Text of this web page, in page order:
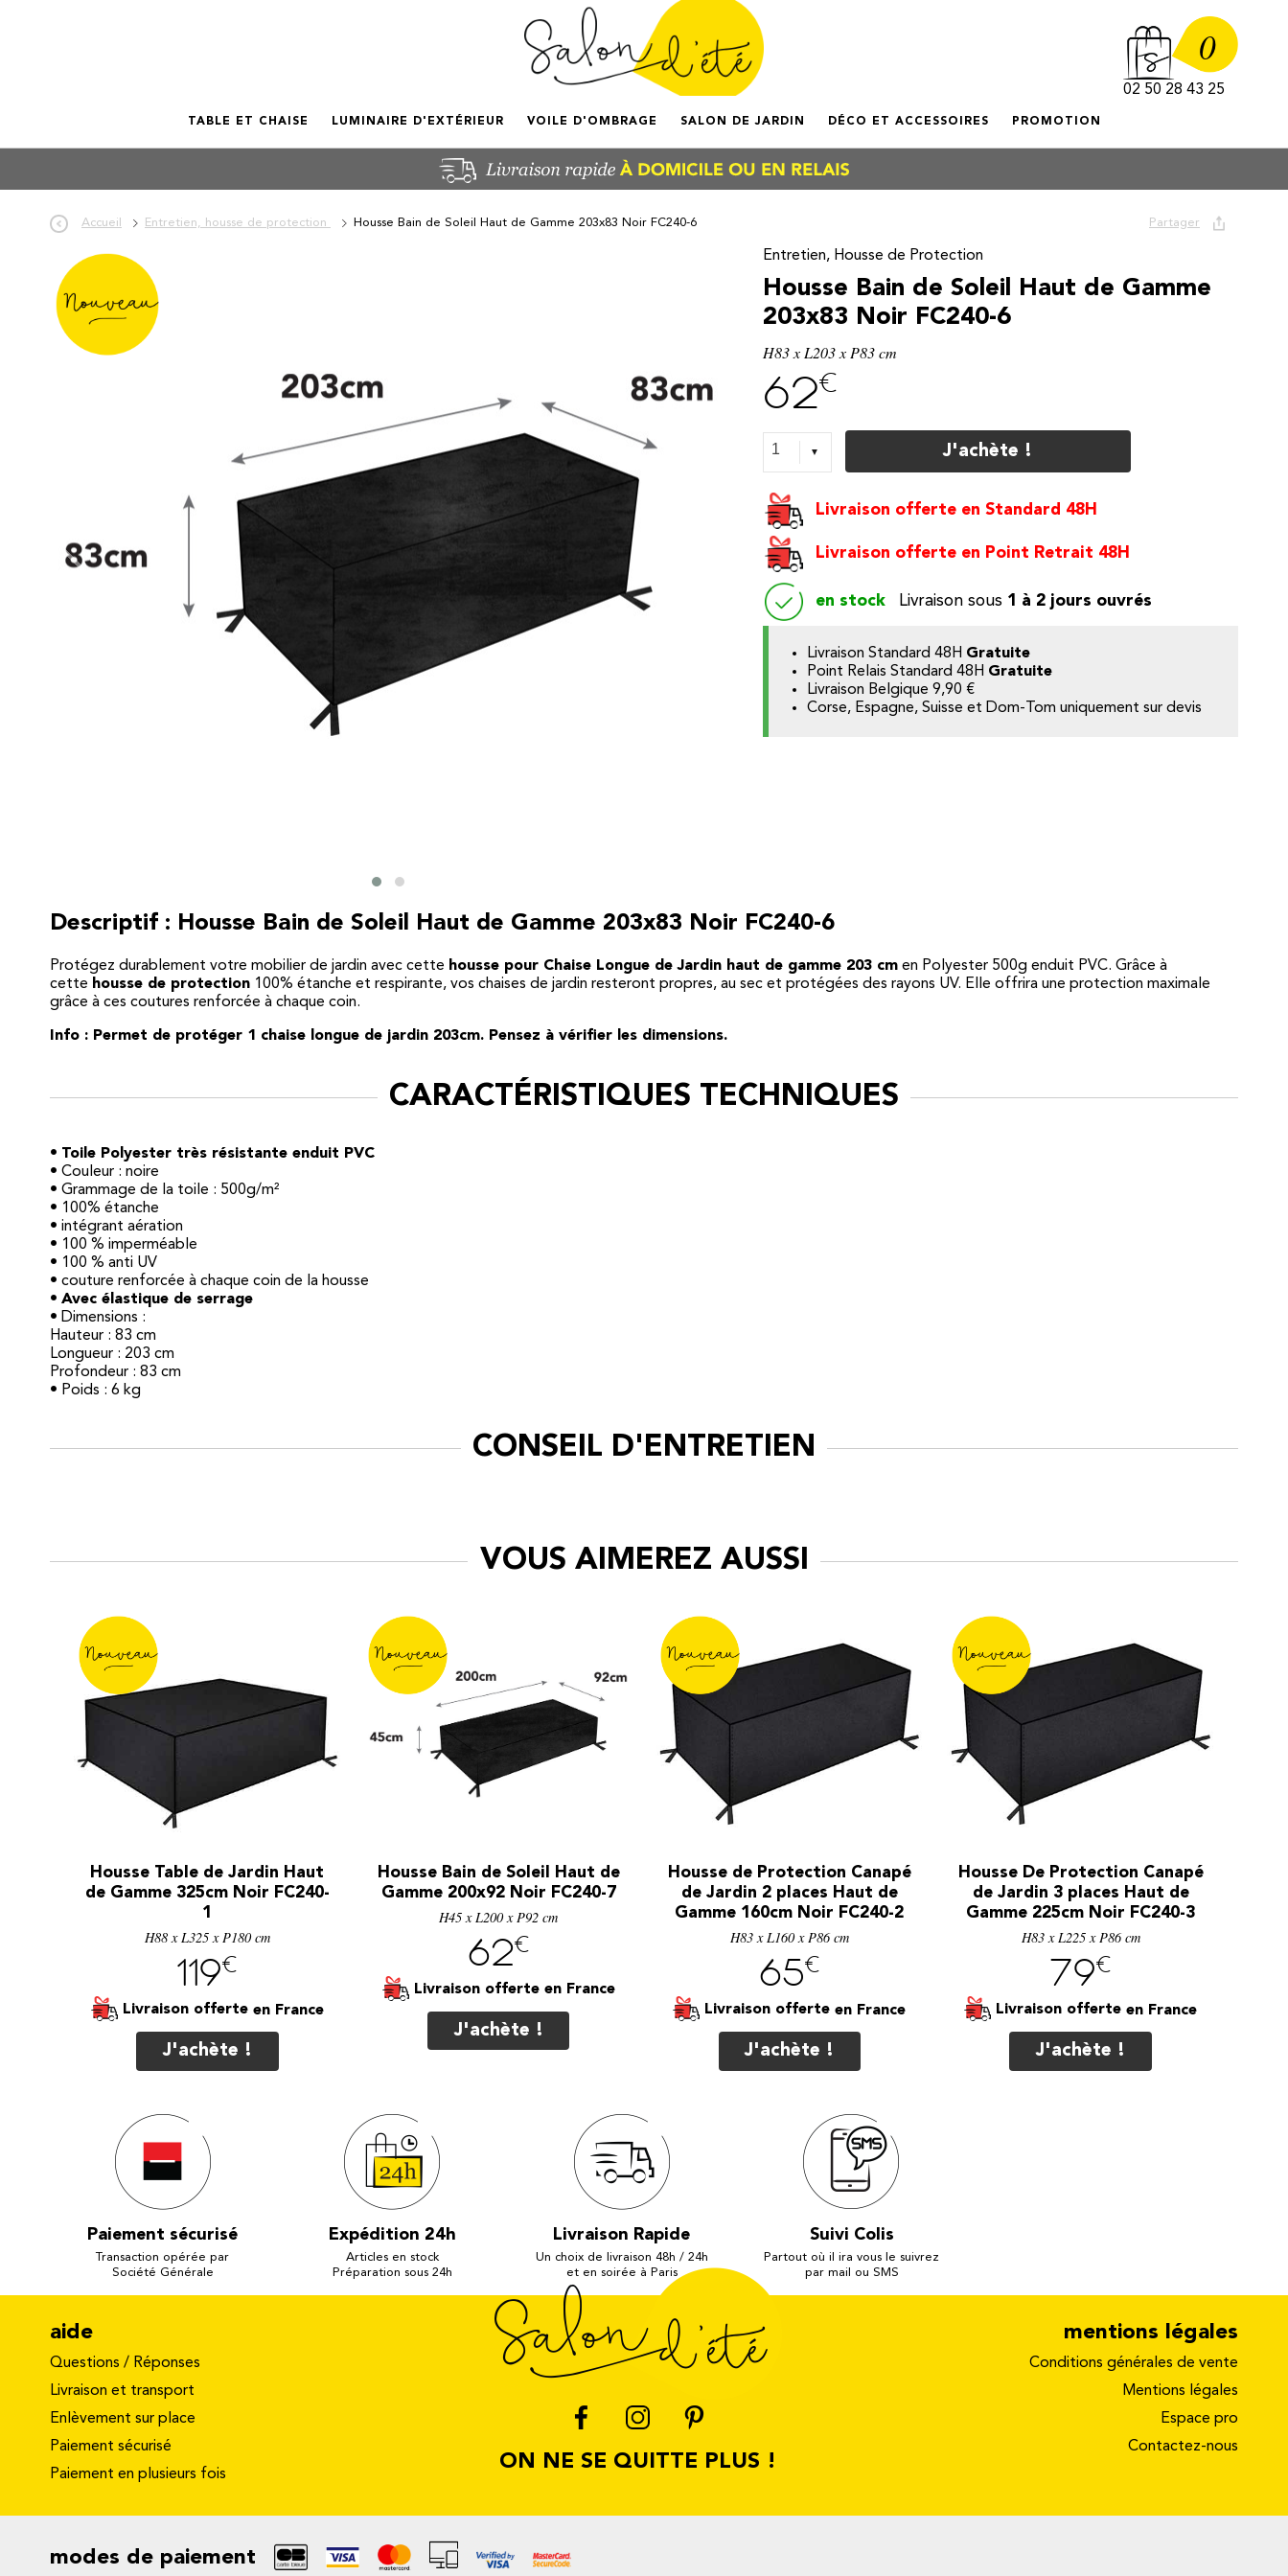
0
02 50 28 43 25
TABLE ET CHAISE LUMINAIRE D'EXTÉRIEUR VOILE D'OMBRAGE SALON DE JARDIN DÉCO ET ACCESSOIRES PROMOTION
Accueil Entretien, housse de protection Housse Bain de Soleil Haut de Gamme 203x83 Noir FC240-6 Partager
Entretien, Housse de Protection
Housse Bain de Soleil Haut de Gamme
203x83 Noir FC240-6
H83 x L203 x P83 cm
62€
J'achète !
Livraison offerte en Standard 48H
Livraison offerte en Point Retrait 48H
en stock 1 à 2 jours ouvrés
Livraison Standard 48H Gratuite
Point Relais Standard 48H Gratuite
Livraison Belgique 9,90 €
Corse, Espagne, Suisse et Dom-Tom uniquement sur devis
Descriptif : Housse Bain de Soleil Haut de Gamme 203x83 Noir FC240-6
Protégez durablement votre mobilier de jardin avec cette housse pour Chaise Longue de Jardin haut de gamme 203 cm en Polyester 500g enduit PVC. Grâce à
cette housse de protection 100% étanche et respirante, vos chaises de jardin resteront propres, au sec et protégées des rayons UV. Elle offrira une protection maximale
grâce à ces coutures renforcée à chaque coin.
Info : Permet de protéger 1 chaise longue de jardin 203cm. Pensez à vérifier les dimensions.
CARACTÉRISTIQUES TECHNIQUES
• Toile Polyester très résistante enduit PVC
• Couleur : noire
• Grammage de la toile : 500g/m²
• 100% étanche
• intégrant aération
• 100 % imperméable
• 100 % anti UV
• couture renforcée à chaque coin de la housse
• Avec élastique de serrage
• Dimensions :
Hauteur : 83 cm
Longueur : 203 cm
Profondeur : 83 cm
• Poids : 6 kg
CONSEIL D'ENTRETIEN
VOUS AIMEREZ AUSSI
Housse Table de Jardin Haut
de Gamme 325cm Noir FC240-
1
H88 x L325 x P180 cm
119€
Livraison offerte
J'achète !
Housse Bain de Soleil Haut de
Gamme 200x92 Noir FC240-7
H45 x L200 x P92 cm
62€
Livraison offerte
J'achète !
Housse de Protection Canapé
de Jardin 2 places Haut de
Gamme 160cm Noir FC240-2
H83 x L160 x P86 cm
65€
Livraison offerte
J'achète !
Housse De Protection Canapé
de Jardin 3 places Haut de
Gamme 225cm Noir FC240-3
H83 x L225 x P86 cm
79€
Livraison offerte
J'achète !
Paiement sécurisé
Transaction opérée par
Société Générale
Expédition 24h
Articles en stock
Préparation sous 24h
Livraison Rapide
Un choix de livraison 48h / 24h
et en soirée à Paris
Suivi Colis
Partout où il ira vous le suivrez
par mail ou SMS
ON NE SE QUITTE PLUS !
aide
Questions / Réponses
Livraison et transport
Enlèvement sur place
Paiement sécurisé
Paiement en plusieurs fois
mentions légales
Conditions générales de vente
Mentions légales
Espace pro
Contactez-nous
modes de paiement